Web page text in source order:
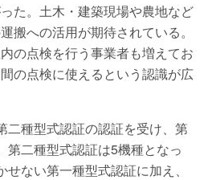
た。土木・建築現場や農地など
搬への活用が期待されている。
の点検を行う事業者も増えてお
の点検に使えるという認識が広
二種型式認証の認証を受け、第
第二種型式認証は5機種となっ
ない第一種型式認証に加え、